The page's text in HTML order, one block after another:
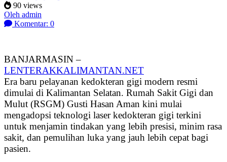
90 views
Oleh admin
Komentar: 0
BANJARMASIN –
LENTERAKKALIMANTAN.NET
Era baru pelayanan kedokteran gigi modern resmi
dimulai di Kalimantan Selatan. Rumah Sakit Gigi dan
Mulut (RSGM) Gusti Hasan Aman kini mulai
mengadopsi teknologi laser kedokteran gigi terkini
untuk menjamin tindakan yang lebih presisi, minim rasa
sakit, dan pemulihan luka yang jauh lebih cepat bagi
pasien.